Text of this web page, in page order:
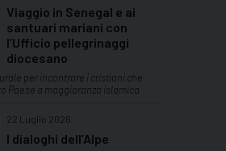
Viaggio in Senegal e ai
santuari mariani con
l’Ufficio pellegrinaggi
diocesano
per incontrare i cristiani che
Paese a maggioranza islamica
22 Luglio 2026
I dialoghi dell’Alpe